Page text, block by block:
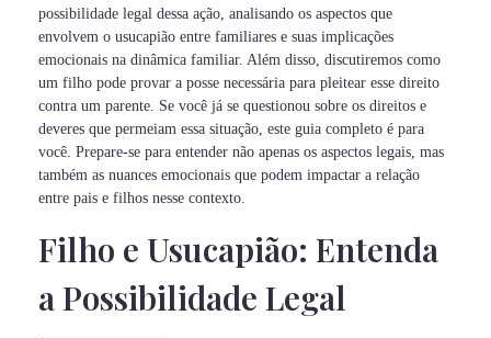
possibilidade legal dessa ação, analisando os aspectos que
envolvem o usucapião entre familiares e suas implicações
emocionais na dinâmica familiar. Além disso, discutiremos como
um filho pode provar a posse necessária para pleitear esse direito
contra um parente. Se você já se questionou sobre os direitos e
deveres que permeiam essa situação, este guia completo é para
você. Prepare-se para entender não apenas os aspectos legais, mas
também as nuances emocionais que podem impactar a relação
entre pais e filhos nesse contexto.
Filho e Usucapião: Entenda
a Possibilidade Legal